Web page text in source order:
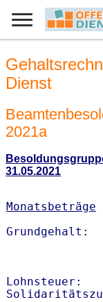
Dienst
2021a
31.05.2021
Monatsbeträge
Lohnsteuer: